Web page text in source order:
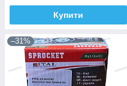
Купити
–31%